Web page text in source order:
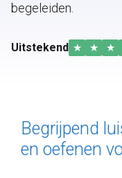
begeleiden.
Uitstekend ★ ★ ★
Begrijpend
en oefenen